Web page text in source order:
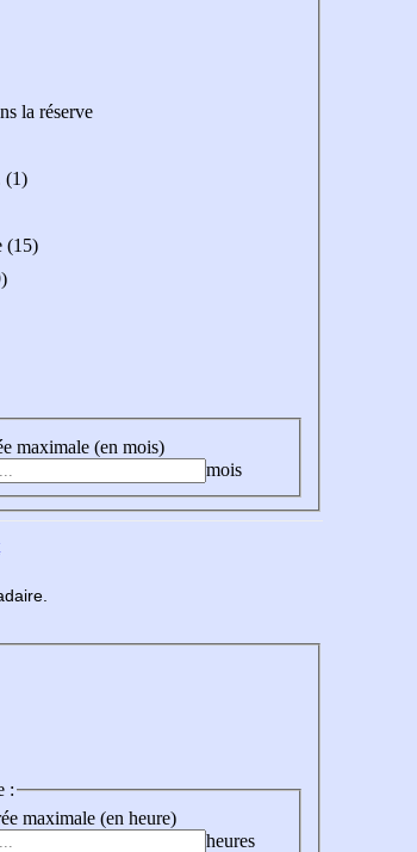
la réserve
(1)
(15)
maximale (en mois)
mois
:
maximale (en heure)
heures